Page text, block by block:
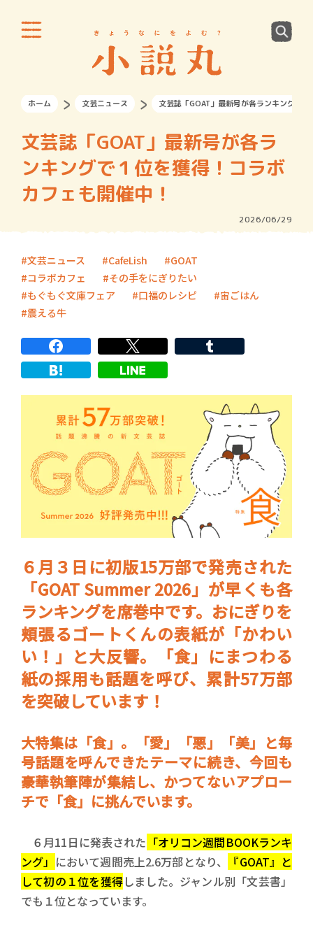
ホーム 文芸ニュース 文芸誌「GOAT」最新号が各ランキングで
文芸誌「GOAT」最新号が各ラ
ンキングで１位を獲得！コラボ
カフェも開催中！
2026/06/29
文芸ニュース CafeLish
GOAT
コラボカフェ
その手をにぎりたい
もぐもぐ文庫フェア
口福のレシピ
宙ごはん
震える牛
６月３日に初版15万部で発売された
「GOAT Summer 2026」が早くも各
ランキングを席巻中です。おにぎりを
頬張るゴートくんの表紙が「かわい
い！」と大反響。「食」にまつわる
紙の採用も話題を呼び、累計57万部
を突破しています！
大特集は「食」。「愛」「悪」「美」と毎
号話題を呼んできたテーマに続き、今回も
豪華執筆陣が集結し、かつてないアプロー
チで「食」に挑んでいます。
６月11日に発表された 「オリコン週間BOOKランキ
ング」 において週間売上2.6万部となり、
『GOAT』と
して初の１位を獲得しました。ジャンル別「文芸書」
でも１位となっています。